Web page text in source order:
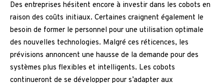
Des entreprises hésitent encore à investir dans les cobots en
raison des coûts initiaux. Certaines craignent également le
besoin de former le personnel pour une utilisation optimale
des nouvelles technologies. Malgré ces réticences, les
prévisions annoncent une hausse de la demande pour des
systèmes plus flexibles et intelligents. Les cobots
continueront de se développer pour s’adapter aux